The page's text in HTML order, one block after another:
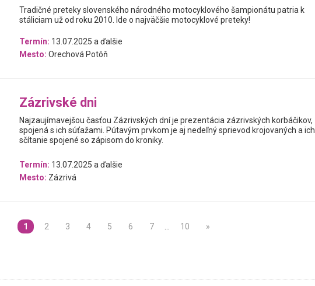
Tradičné preteky slovenského národného motocyklového šampionátu patria k
stáliciam už od roku 2010. Ide o najväčšie motocyklové preteky!
Termín: 13.07.2025 a ďalšie
Mesto: Orechová Potôň
Zázrivské dni
Najzaujímavejšou časťou Zázrivských dní je prezentácia zázrivských korbáčikov,
spojená s ich súťažami. Pútavým prvkom je aj nedeľný sprievod krojovaných a ich
sčítanie spojené so zápisom do kroniky.
Termín: 13.07.2025 a ďalšie
Mesto: Zázrivá
1 2 3 4 5 6 7 10 »